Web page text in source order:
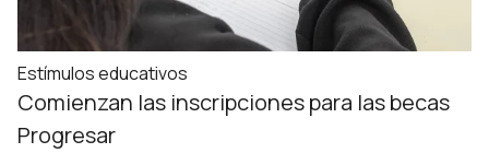
Estímulos educativos
Comienzan las inscripciones para las becas
Progresar